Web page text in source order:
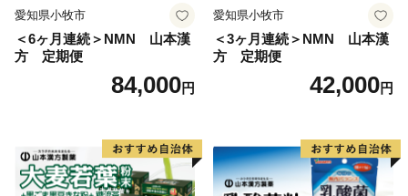
愛知県小牧市
＜6ヶ月連続＞NMN 山本漢
方 定期便
84,000円
愛知県小牧市
＜3ヶ月連続＞NMN 山本漢
方 定期便
42,000円